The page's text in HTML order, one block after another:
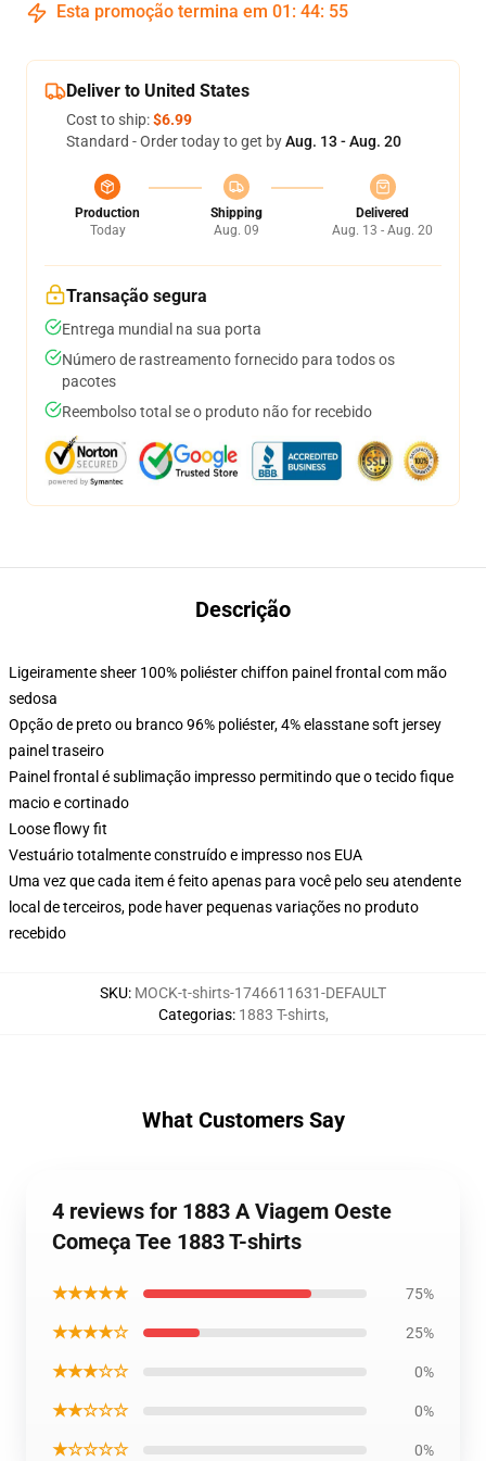
Esta promoção termina em 01 : 44: 54
Deliver to United States
Cost to ship:$6.99
Standard - Order today to get byAug. 13 - Aug. 20
Production
Today
Shipping
Aug. 09
Delivered
Aug. 13 - Aug. 20
Transação segura
Entrega mundial na sua porta
Número de rastreamento fornecido para todos os
pacotes
Reembolso total se o produto não for recebido
Descrição
Ligeiramente sheer 100% poliéster chiffon painel frontal com mão
sedosa
Opção de preto ou branco 96% poliéster, 4% elasstane soft jersey
painel traseiro
Painel frontal é sublimação impresso permitindo que o tecido fique
macio e cortinado
Loose flowy fit
Vestuário totalmente construído e impresso nos EUA
Uma vez que cada item é feito apenas para você pelo seu atendente
local de terceiros, pode haver pequenas variações no produto
recebido
SKU: MOCK-t-shirts-1746611631-DEFAULT
Categorias: 1883 T-shirts,
What Customers Say
4 reviews for 1883 A Viagem Oeste
Começa Tee 1883 T-shirts
★★★★★ 75%
★★★★☆ 25%
★★★☆☆ 0%
★★☆☆☆ 0%
★☆☆☆☆ 0%